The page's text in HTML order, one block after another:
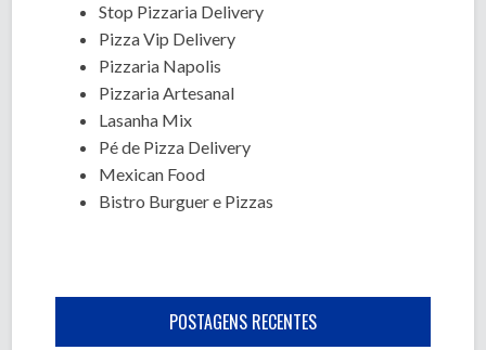
Stop Pizzaria Delivery
Pizza Vip Delivery
Pizzaria Napolis
Pizzaria Artesanal
Lasanha Mix
Pé de Pizza Delivery
Mexican Food
Bistro Burguer e Pizzas
POSTAGENS RECENTES